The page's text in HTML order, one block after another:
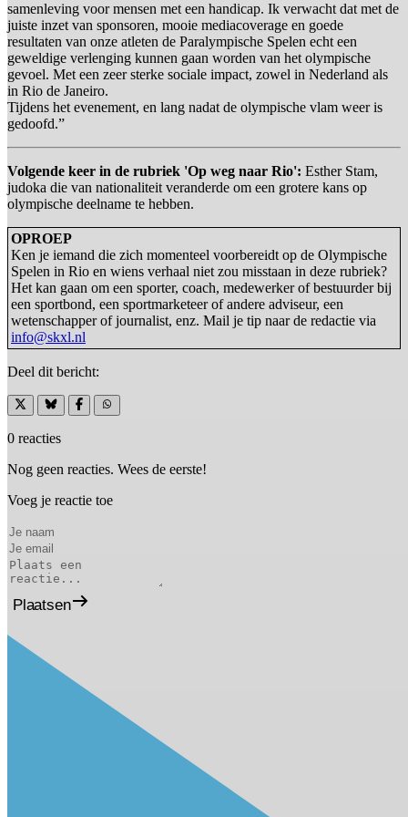
samenleving voor mensen met een handicap. Ik verwacht dat met de
juiste inzet van sponsoren, mooie mediacoverage en goede
resultaten van onze atleten de Paralympische Spelen echt een
geweldige verlenging kunnen gaan worden van het olympische
gevoel. Met een zeer sterke sociale impact, zowel in Nederland als
in Rio de Janeiro.
Tijdens het evenement, en lang nadat de olympische vlam weer is
gedoofd.”
Volgende keer in de rubriek 'Op weg naar Rio': Esther Stam,
judoka die van nationaliteit veranderde om een grotere kans op
olympische deelname te hebben.
OPROEP
Ken je iemand die zich momenteel voorbereidt op de Olympische
Spelen in Rio en wiens verhaal niet zou misstaan in deze rubriek?
Het kan gaan om een sporter, coach, medewerker of bestuurder bij
een sportbond, een sportmarketeer of andere adviseur, een
wetenschapper of journalist, enz. Mail je tip naar de redactie via
info@skxl.nl
Deel dit bericht:
0 reacties
Nog geen reacties. Wees de eerste!
Voeg je reactie toe
Plaatsen